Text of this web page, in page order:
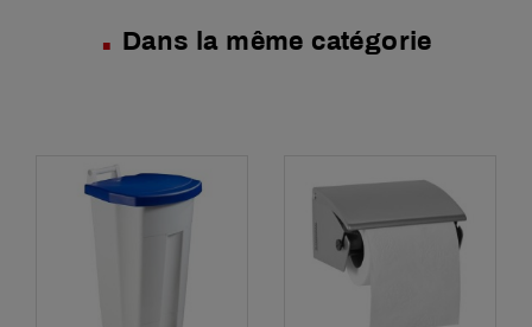
Dans la même catégorie